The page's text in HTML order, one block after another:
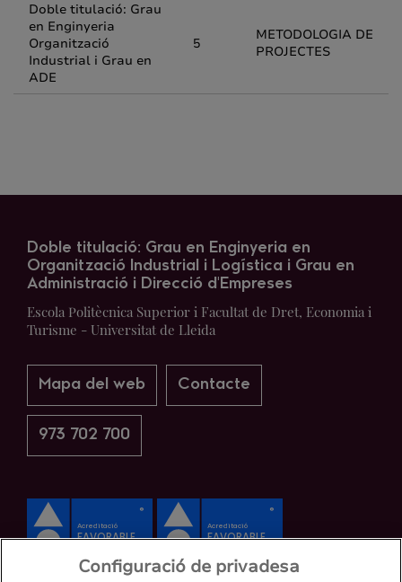
Doble titulació: Grau
en Enginyeria
Organització
Industrial i Grau en
ADE
5
METODOLOGIA DE
PROJECTES
Doble titulació: Grau en Enginyeria en
Organització Industrial i Logística i Grau en
Administració i Direcció d'Empreses
Escola Politècnica Superior i Facultat de Dret, Economia i
Turisme - Universitat de Lleida
Mapa del web Contacte
973 702 700
Configuració de privadesa